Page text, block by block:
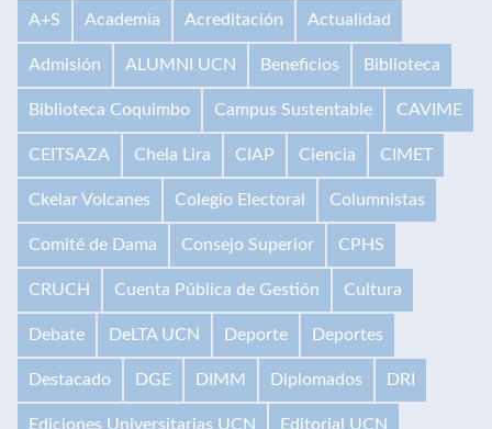
A+S Academia Acreditación Actualidad
Admisión ALUMNI UCN Beneficios Biblioteca
Biblioteca Coquimbo Campus Sustentable CAVIME
CEITSAZA Chela Lira CIAP Ciencia CIMET
Ckelar Volcanes Colegio Electoral Columnistas
Comité de Dama Consejo Superior CPHS
CRUCH Cuenta Pública de Gestión Cultura
Debate DeLTA UCN Deporte Deportes
Destacado DGE DIMM Diplomados DRI
Ediciones Universitarias UCN Editorial UCN